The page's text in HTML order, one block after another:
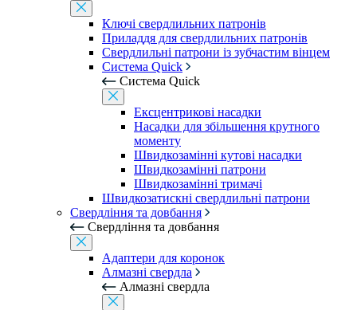
Ключі свердлильних патронів
Приладдя для свердлильних патронів
Свердлильні патрони із зубчастим вінцем
Система Quick
Система Quick
Ексцентрикові насадки
Насадки для збільшення крутного
моменту
Швидкозамінні кутові насадки
Швидкозамінні патрони
Швидкозамінні тримачі
Швидкозатискні свердлильні патрони
Свердління та довбання
Свердління та довбання
Адаптери для коронок
Алмазні свердла
Алмазні свердла